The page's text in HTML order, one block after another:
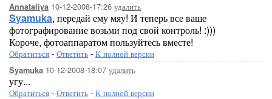
Annataliya 10-12-2008-17:26 удалить
Syamuka, передай ему мяу! И теперь все ваше
фотографирование возьми под свой контроль! :)))
Короче, фотоаппаратом пользуйтесь вместе!
Обратиться - Ответить - К полной версии
Syamuka 10-12-2008-18:07 удалить
угу...
Обратиться - Ответить - К полной версии